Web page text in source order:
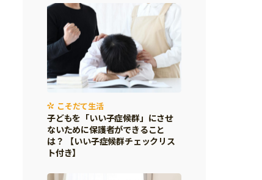
こそだて生活
子どもを「いい子症候群」にさせ
ないために保護者ができること
は？ 【いい子症候群チェックリス
ト付き】